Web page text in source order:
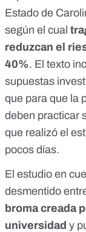
Estado de
según el cual
reduzcan el
40%. El texto
supuestas
que para que la
deben practicar
que realizó el
pocos días.
El estudio en
desmentido
broma creada
universidad y